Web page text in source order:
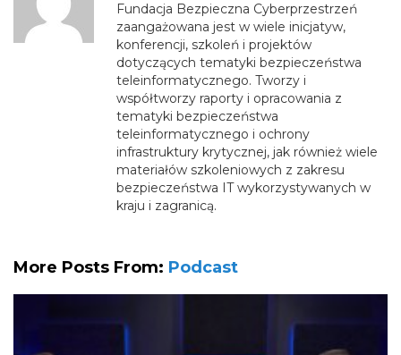
Fundacja Bezpieczna Cyberprzestrzeń
zaangażowana jest w wiele inicjatyw,
konferencji, szkoleń i projektów
dotyczących tematyki bezpieczeństwa
teleinformatycznego. Tworzy i
współtworzy raporty i opracowania z
tematyki bezpieczeństwa
teleinformatycznego i ochrony
infrastruktury krytycznej, jak również wiele
materiałów szkoleniowych z zakresu
bezpieczeństwa IT wykorzystywanych w
kraju i zagranicą.
More Posts From: Podcast